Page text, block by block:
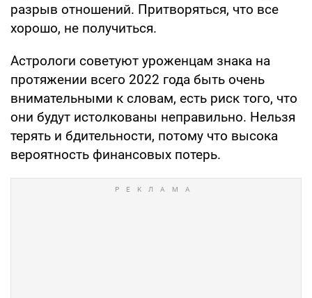
разрыв отношений. Притворяться, что все
хорошо, не получиться.
Астрологи советуют уроженцам знака на
протяжении всего 2022 года быть очень
внимательными к словам, есть риск того, что
они будут истолкованы неправильно. Нельзя
терять и бдительности, потому что высока
вероятность финансовых потерь.